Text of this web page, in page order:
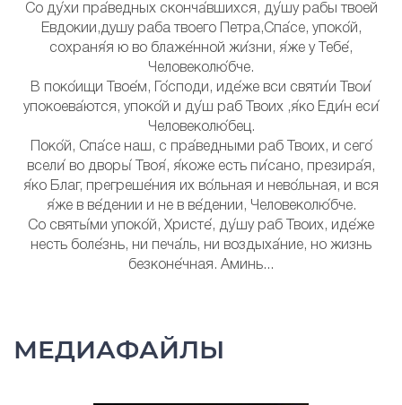
Со ду́хи пра́ведных сконча́вшихся, ду́шу рабы твоей
Евдокии,душу раба твоего Петра,Спа́се, упоко́й,
сохраня́я ю во блаже́нной жи́зни, я́же у Тебе́,
Человеколю́бче.
В поко́ищи Твое́м, Го́споди, иде́же вси святи́и Твои́
упокоева́ются, упоко́й и ду́ш раб Твоих ,я́ко Еди́н еси́
Человеколю́бец.
Поко́й, Спа́се наш, с пра́ведными раб Твоих, и сего́
всели́ во дворы́ Твоя́, я́коже есть пи́сано, презира́я,
я́ко Благ, прегреше́ния их во́льная и нево́льная, и вся
я́же в ве́дении и не в ве́дении, Человеколю́бче.
Со святы́ми упоко́й, Христе́, ду́шу раб Твоих, иде́же
несть боле́знь, ни печа́ль, ни воздыха́ние, но жизнь
безконе́чная. Аминь...
МЕДИАФАЙЛЫ